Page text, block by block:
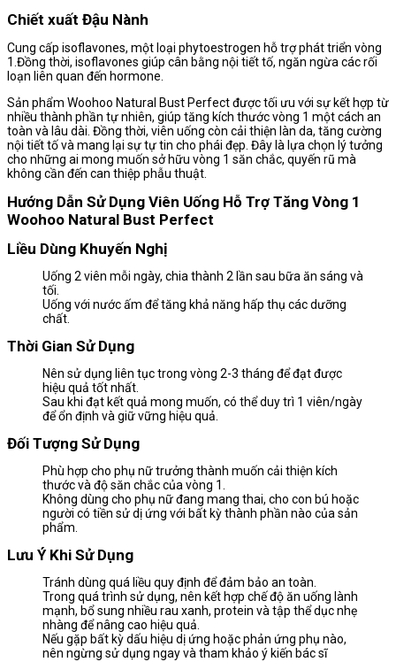
Chiết xuất Đậu Nành
Cung cấp isoflavones, một loại phytoestrogen hỗ trợ phát triển vòng
1.Đồng thời, isoflavones giúp cân bằng nội tiết tố, ngăn ngừa các rối
loạn liên quan đến hormone.
Sản phẩm Woohoo Natural Bust Perfect được tối ưu với sự kết hợp từ
nhiều thành phần tự nhiên, giúp tăng kích thước vòng 1 một cách an
toàn và lâu dài. Đồng thời, viên uống còn cải thiện làn da, tăng cường
nội tiết tố và mang lại sự tự tin cho phái đẹp. Đây là lựa chọn lý tưởng
cho những ai mong muốn sở hữu vòng 1 săn chắc, quyến rũ mà
không cần đến can thiệp phẫu thuật.
Hướng Dẫn Sử Dụng Viên Uống Hỗ Trợ Tăng Vòng 1
Woohoo Natural Bust Perfect
Liều Dùng Khuyến Nghị
Uống 2 viên mỗi ngày, chia thành 2 lần sau bữa ăn sáng và
tối.
Uống với nước ấm để tăng khả năng hấp thụ các dưỡng
chất.
Thời Gian Sử Dụng
Nên sử dụng liên tục trong vòng 2-3 tháng để đạt được
hiệu quả tốt nhất.
Sau khi đạt kết quả mong muốn, có thể duy trì 1 viên/ngày
để ổn định và giữ vững hiệu quả.
Đối Tượng Sử Dụng
Phù hợp cho phụ nữ trưởng thành muốn cải thiện kích
thước và độ săn chắc của vòng 1.
Không dùng cho phụ nữ đang mang thai, cho con bú hoặc
người có tiền sử dị ứng với bất kỳ thành phần nào của sản
phẩm.
Lưu Ý Khi Sử Dụng
Tránh dùng quá liều quy định để đảm bảo an toàn.
Trong quá trình sử dụng, nên kết hợp chế độ ăn uống lành
mạnh, bổ sung nhiều rau xanh, protein và tập thể dục nhẹ
nhàng để nâng cao hiệu quả.
Nếu gặp bất kỳ dấu hiệu dị ứng hoặc phản ứng phụ nào,
nên ngừng sử dụng ngay và tham khảo ý kiến bác sĩ